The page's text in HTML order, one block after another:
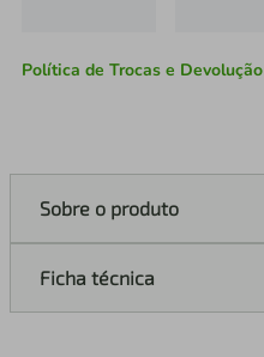
Política de Trocas e Devolução
Sobre o produto
Ficha técnica